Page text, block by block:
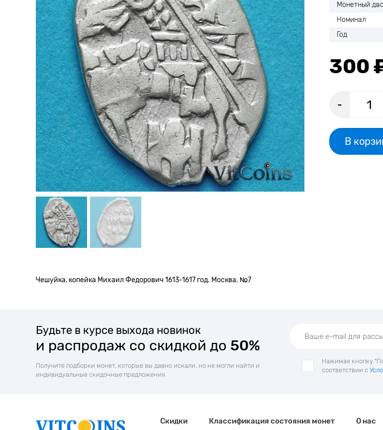
Монетный
Номинал
Год
300
-
В
Чешуйка, копейка Михаил Федорович 1613-1617 год. Москва. №7
Будьте в курсе выхода новинок
и распродаж со скидкой до 50%
Получите подборки монет, которые вы давно искали, но не могли найти и
индивидуальные скидочные предложения.
Нажимая кнопку
соответствии с
Скидки Классификация состояния монет О нас